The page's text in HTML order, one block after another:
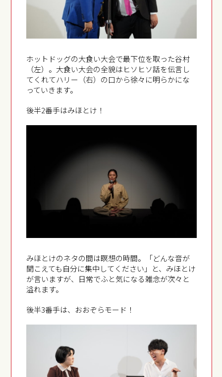
ホットドッグの大食い大会で最下位を取った谷村
（左）。大食い大会の全貌はヒソヒソ話を伝言し
てくれてハリー（右）の口から徐々に明らかにな
っていきます。
後半2番手はみほとけ！
みほとけのネタの間は瞑想の時間。「どんな音が
聞こえても自分に集中してください」と、みほとけ
が言いますが、日常でふと気になる雑念が次々と
溢れます。
後半3番手は、おおぞらモード！